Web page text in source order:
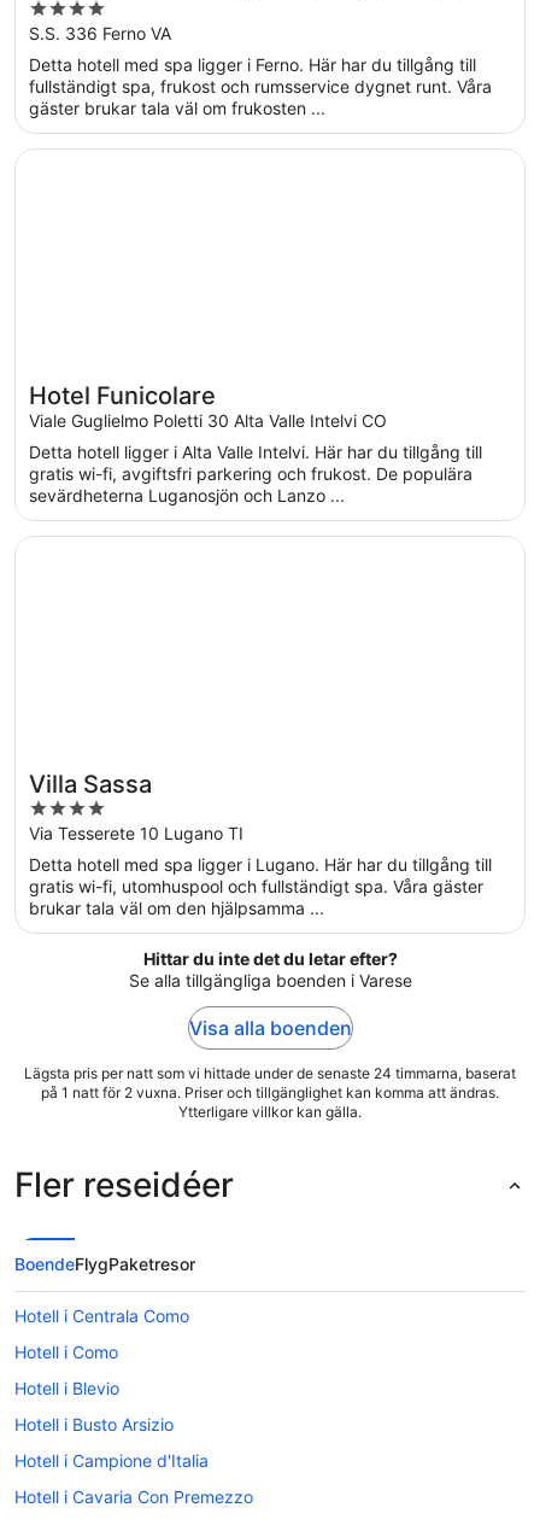
Conference Center
4
out
of
5
S.S. 336 Ferno VA
Detta hotell med spa ligger i Ferno. Här har du tillgång till
fullständigt spa, frukost och rumsservice dygnet runt. Våra
gäster brukar tala väl om frukosten ...
Hotel Funicolare
Viale Guglielmo Poletti 30 Alta Valle Intelvi CO
Detta hotell ligger i Alta Valle Intelvi. Här har du tillgång till
gratis wi-fi, avgiftsfri parkering och frukost. De populära
sevärdheterna Luganosjön och Lanzo ...
Öppnas i ett nytt fönster
Hotel Funicolare
Villa Sassa
4
out
of
5
Via Tesserete 10 Lugano TI
Detta hotell med spa ligger i Lugano. Här har du tillgång till
gratis wi-fi, utomhuspool och fullständigt spa. Våra gäster
brukar tala väl om den hjälpsamma ...
Öppnas i ett nytt fönster
Villa Sassa
Hittar du inte det du letar efter?
Se alla tillgängliga boenden i Varese
Visa alla boenden
Lägsta pris per natt som vi hittade under de senaste 24 timmarna, baserat
på 1 natt för 2 vuxna. Priser och tillgänglighet kan komma att ändras.
Ytterligare villkor kan gälla.
Fler reseidéer
BoendeFlygPaketresor
Hotell i Centrala Como
Hotell i Como
Hotell i Blevio
Hotell i Busto Arsizio
Hotell i Campione d'Italia
Hotell i Cavaria Con Premezzo